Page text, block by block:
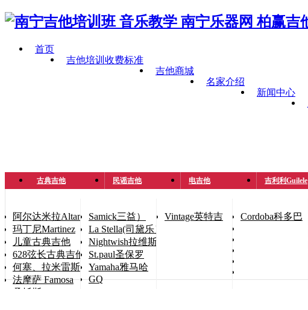
首页
吉他培训收费标准
吉他商城
名家介绍
新闻中心
古典吉他 民谣吉他 电吉他 吉利利Guilele
阿尔达米拉Altamira
玛丁尼Martinez
儿童古典吉他
628弦长古典吉他（手小人士用琴）
何塞、拉米雷斯José Ramírez
法摩萨 Famosa
桑托斯 Songtoos
Samick三益）
La Stella(司黛乐）
Nightwish拉维斯
St.paul圣保罗
Yamaha雅马哈
GQ
Vintage英特吉 Cordoba科多巴